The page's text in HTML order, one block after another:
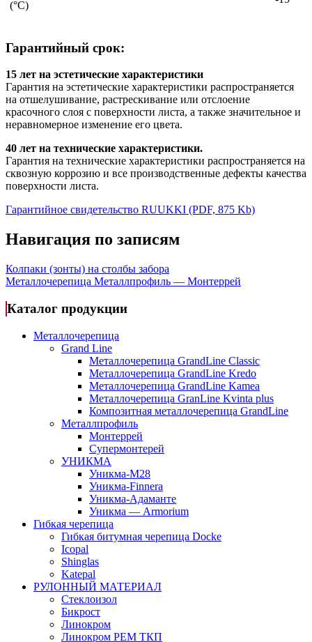
(°С)
Гарантийный срок:
15 лет на эстетические характеристики
Гарантия на эстетические характеристики распространяется
на отшелушивание, растрескивание или отслоение
красочного слоя с поверхности листа, а также значительное и
неравномерное изменение его цвета.
40 лет на технические характеристики.
Гарантия на технические характеристики распространяется на
сквозную коррозию и все производственные дефекты качества
поверхности листа.
Гарантийное свидетельство RUUKKI (PDF, 875 Kb)
Навигация по записям
Колпаки (зонты) на столбы забора
Металлочерепица Металлпрофиль — Монтеррей
Каталог продукции
Металлочерепица
Grand Line
Металлочерепица GrandLine Classic
Металлочерепица GrandLine Kredo
Металлочерепица GrandLine Kamea
Металлочерепица GranLine Kvinta plus
Композитная металлочерепица GrandLine
Металлпрофиль
Монтеррей
Супермонтерей
УНИКМА
Уникма-М28
Уникма-Finnera
Уникма-Адаманте
Уникма — Armorium
Гибкая черепица
Гибкая битумная черепица Docke
Icopal
Shinglas
Katepal
РУЛОННЫЙ МАТЕРИАЛ
Стеклоизол
Бикрост
Линокром
Линокром РЕМ ТКП